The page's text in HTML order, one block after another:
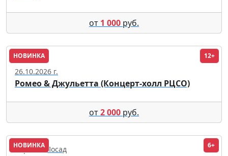
от 1 000 руб.
НОВИНКА 12+
Омск
26.10.2026 г.
Ромео & Джульетта (Концерт-холл РЦСО)
от2 000 руб.
НОВИНКА 6+
Сергиев Посад